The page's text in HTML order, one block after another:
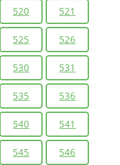
520 521
525 526
530 531
535 536
540 541
545 546